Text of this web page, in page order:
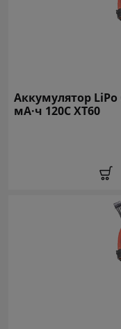
Аккумулятор LiPo
мА·ч 120C XT60